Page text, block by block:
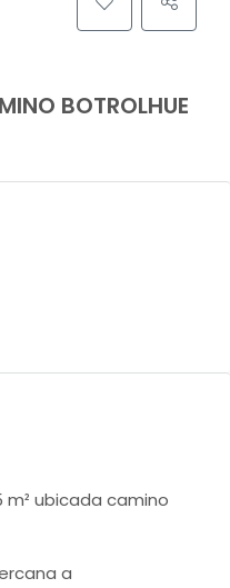
BOTROLHUE
m² ubicada camino
a